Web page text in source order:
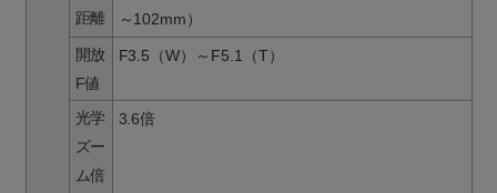
距離
～102mm）
開放
F値
F3.5（W）～F5.1（T）
光学
ズー
ム倍
3.6倍